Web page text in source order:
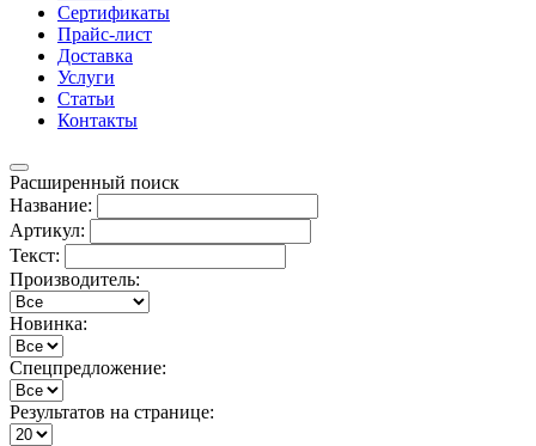
Сертификаты
Прайс-лист
Доставка
Услуги
Статьи
Контакты
Расширенный поиск
Название:
Артикул:
Текст:
Производитель:
Новинка:
Спецпредложение:
Результатов на странице: